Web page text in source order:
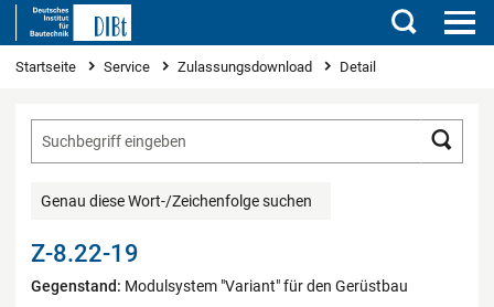
Suchen
Sie sind hier
Startseite Service Zulassungsdownload Detail
Genau diese Wort-/Zeichenfolge suchen
Z-8.22-19
Gegenstand: Modulsystem "Variant" für den Gerüstbau